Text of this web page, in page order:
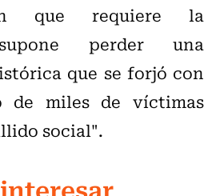
que requiere la
perder una
que se forjó con
de miles de víctimas
social".